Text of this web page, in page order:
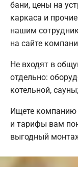
бани, цены на
каркаса и
нашим
на сайте
Не входят в
отдельно:
котельной,
Ищете компанию
и тарифы вам
выгодный